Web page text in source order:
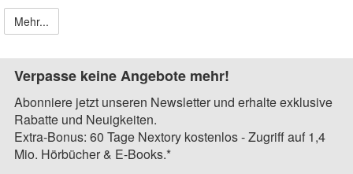
Mehr...
Verpasse keine Angebote mehr!
Abonniere jetzt unseren Newsletter und erhalte exklusive
Rabatte und Neuigkeiten.
Extra-Bonus: 60 Tage Nextory kostenlos - Zugriff auf 1,4
Mio. Hörbücher & E-Books.*